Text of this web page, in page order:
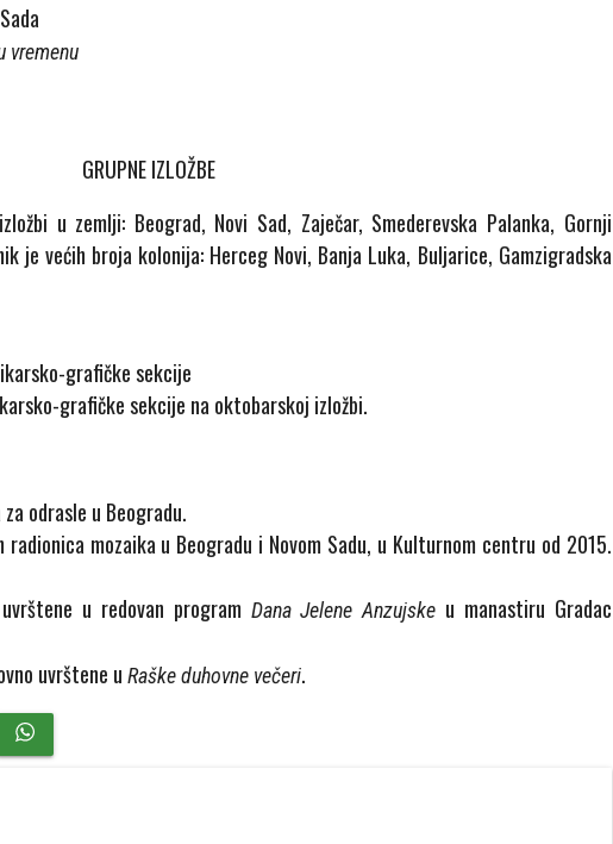
vremenu
GRUPNE IZLOŽBE
u zemlji: Beograd, Novi Sad, Zaječar, Smederevska Palanka, Gornji
je većih broja kolonija: Herceg Novi, Banja Luka, Buljarice, Gamzigradska
grafičke sekcije
grafičke sekcije na oktobarskoj izložbi.
odrasle u Beogradu.
mozaika u Beogradu i Novom Sadu, u Kulturnom centru od 2015.
u redovan program Dana Jelene Anzujske u manastiru Gradac
uvrštene uRaške duhovne večeri.